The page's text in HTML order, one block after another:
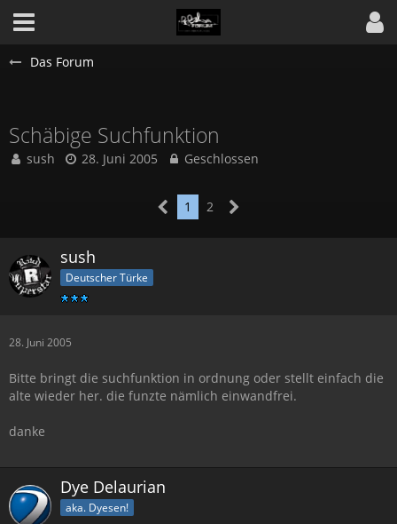
Das Forum
Schäbige Suchfunktion
sush 28. Juni 2005 Geschlossen
1 2
sush
Deutscher Türke
28. Juni 2005
Bitte bringt die suchfunktion in ordnung oder stellt einfach die
alte wieder her. die funzte nämlich einwandfrei.
danke
Dye Delaurian
aka. Dyesen!